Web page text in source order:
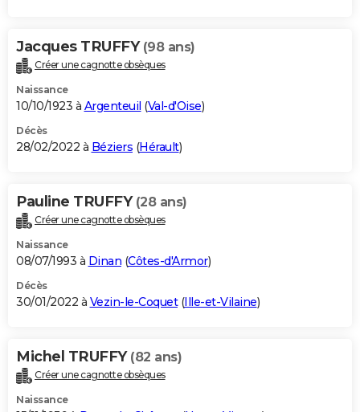
Jacques TRUFFY (98 ans)
Créer une cagnotte obsèques
Naissance
10/10/1923 à Argenteuil (Val-d'Oise)
Décès
28/02/2022 à Béziers (Hérault)
Pauline TRUFFY (28 ans)
Créer une cagnotte obsèques
Naissance
08/07/1993 à Dinan (Côtes-d'Armor)
Décès
30/01/2022 à Vezin-le-Coquet(Ille-et-Vilaine)
Michel TRUFFY (82 ans)
Créer une cagnotte obsèques
Naissance